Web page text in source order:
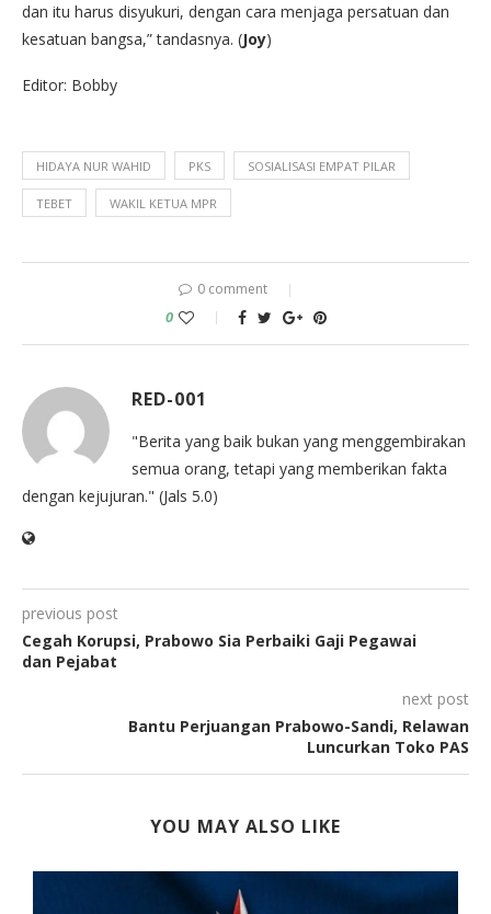
dan itu harus disyukuri, dengan cara menjaga persatuan dan
kesatuan bangsa,” tandasnya. (Joy)
Editor: Bobby
HIDAYA NUR WAHID PKS SOSIALISASI EMPAT PILAR
TEBET WAKIL KETUA MPR
0 comment
0
RED-001
"Berita yang baik bukan yang menggembirakan
semua orang, tetapi yang memberikan fakta
dengan kejujuran." (Jals 5.0)
previous post
Cegah Korupsi, Prabowo Sia Perbaiki Gaji Pegawai
dan Pejabat
next post
Bantu Perjuangan Prabowo-Sandi, Relawan
Luncurkan Toko PAS
YOU MAY ALSO LIKE